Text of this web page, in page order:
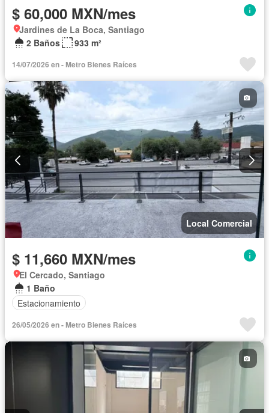
$ 60,000 MXN/mes
Jardines de La Boca, Santiago
2 Baños
933 m²
14/07/2026 en - Metro Bienes Raíces
Local Comercial
$ 11,660 MXN/mes
El Cercado, Santiago
1 Baño
Estacionamiento
26/05/2026 en - Metro Bienes Raíces